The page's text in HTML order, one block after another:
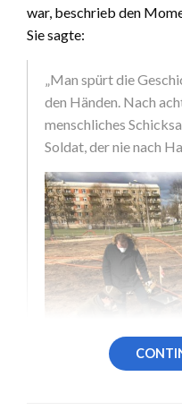
war, beschrieb den
Sie sagte:
„Man spürt die
den Händen. Nach
menschliches
Soldat, der nie nach